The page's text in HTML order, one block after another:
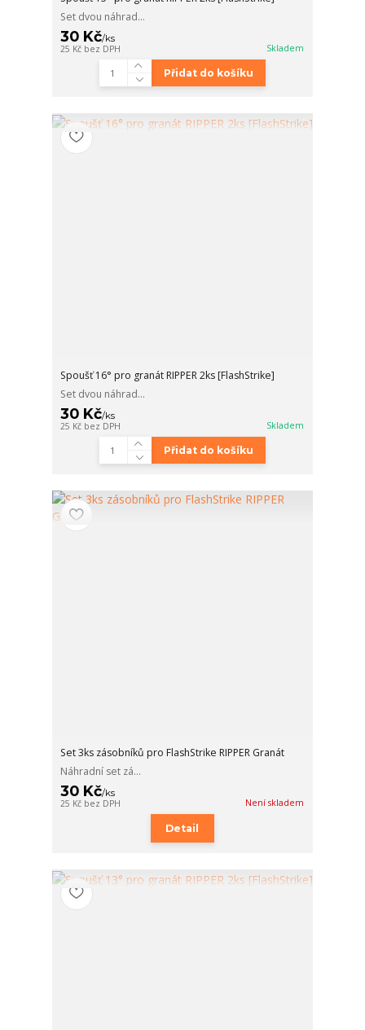
Set dvou náhrad...
30 Kč/ks
25 Kč bez DPH Skladem
Přidat do košíku
Spoušť 16° pro granát RIPPER 2ks [FlashStrike]
Set dvou náhrad...
30 Kč/ks
25 Kč bez DPH Skladem
Přidat do košíku
Set 3ks zásobníků pro FlashStrike RIPPER Granát
Náhradní set zá...
30 Kč/ks
25 Kč bez DPH Není skladem
Detail